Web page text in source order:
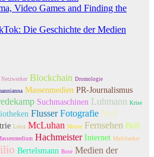
Video Games and Finding the
Die Geschichte der Medien
Netzwerker Blockchain Dromologie
Massenmedien PR-Journalismus
Suchmaschinen Luhmann Krise
Flusser Fotografie Neil
Leica McLuhan Moore Fernsehen Böll
Hachmeister Internet Multitasker
Bertelsmann Bose Medien der